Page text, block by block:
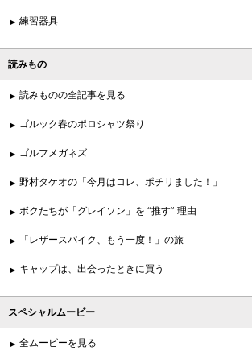
練習器具
読みもの
読みものの全記事を見る
ゴルック春のポロシャツ祭り
ゴルフメガネズ
野村タケオの「今月はコレ、ポチリました！」
ボクたちが「グレイソン」を “推す” 理由
「レザースパイク、もう一度！」の旅
キャップは、出会ったときに買う
スペシャルムービー
全ムービーを見る